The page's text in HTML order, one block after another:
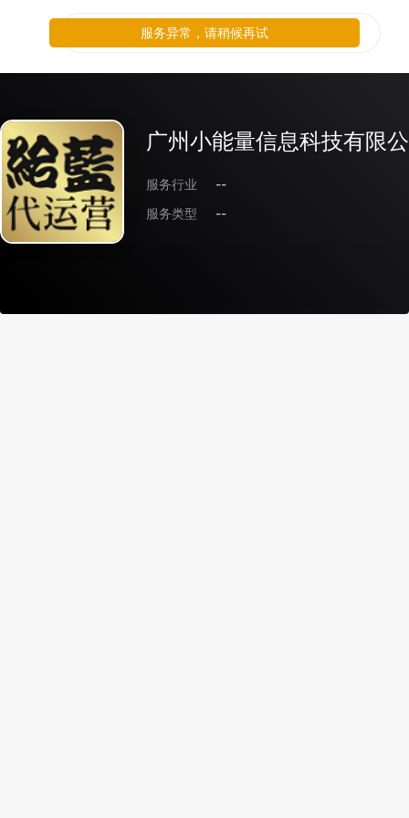
广州小能量信息科技有限
服务行业
--
服务类型
--
服务异常，请稍候再试